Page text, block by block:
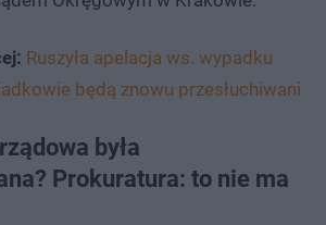
Ruszyła apelacja ws. wypadku
będą znowu przesłuchiwani
była
Prokuratura: to nie ma